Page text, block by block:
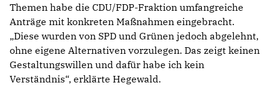
Themen habe die CDU/FDP-Fraktion umfangreiche
Anträge mit konkreten Maßnahmen eingebracht.
„Diese wurden von SPD und Grünen jedoch abgelehnt,
ohne eigene Alternativen vorzulegen. Das zeigt keinen
Gestaltungswillen und dafür habe ich kein
Verständnis“, erklärte Hegewald.